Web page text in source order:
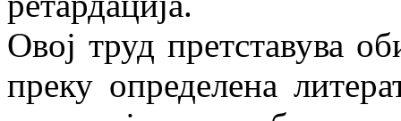
Овој труд претставува
преку определена